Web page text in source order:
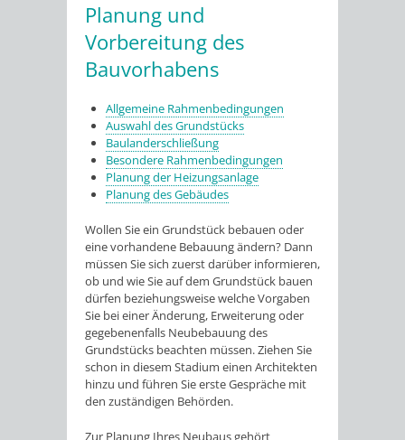
Planung und
Vorbereitung des
Bauvorhabens
Allgemeine Rahmenbedingungen
Auswahl des Grundstücks
Baulanderschließung
Besondere Rahmenbedingungen
Planung der Heizungsanlage
Planung des Gebäudes
Wollen Sie ein Grundstück bebauen oder
eine vorhandene Bebauung ändern? Dann
müssen Sie sich zuerst darüber informieren,
ob und wie Sie auf dem Grundstück bauen
dürfen beziehungsweise welche Vorgaben
Sie bei einer Änderung, Erweiterung oder
gegebenenfalls Neubebauung des
Grundstücks beachten müssen. Ziehen Sie
schon in diesem Stadium einen Architekten
hinzu und führen Sie erste Gespräche mit
den zuständigen Behörden.
Zur Planung Ihres Neubaus gehört